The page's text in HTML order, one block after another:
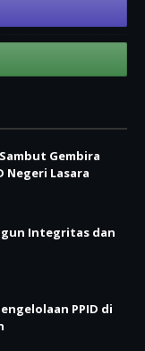
Gembira
Negeri Lasara
Integritas dan
PPID di